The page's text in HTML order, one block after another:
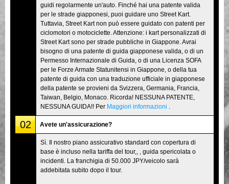
Tokyo Akihabara#2 Tokyo Shibuya
Tokyo Shibuya Annex Tokyo Bay
Tokyo Asakusa Osaka
Okinawa
guidi regolarmente un'auto. Finché hai una patente valida
per le strade giapponesi, puoi guidare uno Street Kart.
Tuttavia, Street Kart non può essere guidato con patenti per
ciclomotori o motociclette. Attenzione: i kart personalizzati di
Street Kart sono per strade pubbliche in Giappone. Avrai
bisogno di una patente di guida giapponese valida, o di un
Permesso Internazionale di Guida, o di una Licenza SOFA
per le Forze Armate Statunitensi in Giappone, o della tua
patente di guida con una traduzione ufficiale in giapponese
della patente se provieni da Svizzera, Germania, Francia,
Taiwan, Belgio, Monaco. Ricorda! NESSUNA PATENTE,
NESSUNA GUIDA!! Per Maggiori informazioni
02 Avete un'assicurazione?
Sì. Il nostro piano assicurativo standard con copertura di
base è incluso nella tariffa del tour,, , guida spericolata o
incidenti. La franchigia di 50.000 JPY/veicolo sarà
addebitata subito dopo il tour.